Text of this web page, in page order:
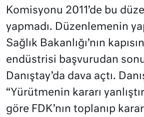
Komisyonu 2011’de bu
yapmadı. Düzenlemenin
Sağlık Bakanlığı’nın
endüstrisi başvurudan
Danıştay’da dava açtı.
“Yürütmenin kararı
göre FDK’nın toplanıp